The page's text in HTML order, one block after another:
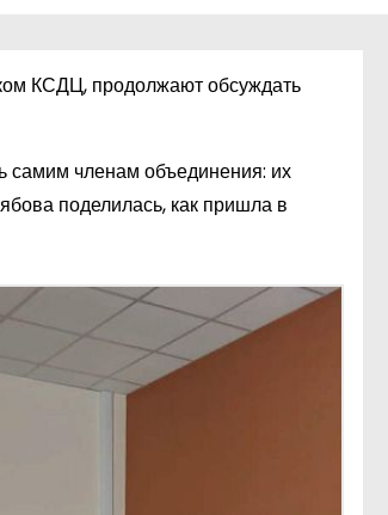
КСДЦ, продолжают обсуждать
самим членам объединения: их
поделилась, как пришла в